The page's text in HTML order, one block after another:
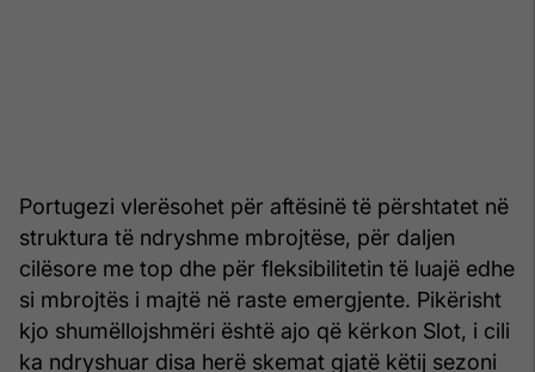
Portugezi vlerësohet për aftësinë të përshtatet në
struktura të ndryshme mbrojtëse, për daljen
cilësore me top dhe për fleksibilitetin të luajë edhe
si mbrojtës i majtë në raste emergjente. Pikërisht
kjo shumëllojshmëri është ajo që kërkon Slot, i cili
ka ndryshuar disa herë skemat gjatë këtij sezoni